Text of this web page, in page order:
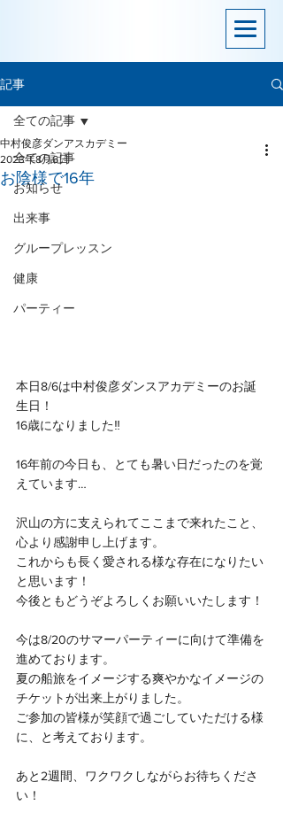
記事
全ての記事
お知らせ
出来事
グループレッスン
健康
パーティー
全ての記事
お陰様で16年
中村俊彦ダンアスカデミー
2023年8月6日
本日8/6は中村俊彦ダンスアカデミーのお誕
生日！
16歳になりました‼️
16年前の今日も、とても暑い日だったのを覚
えています…
沢山の方に支えられてここまで来れたこと、
心より感謝申し上げます。
これからも長く愛される様な存在になりたい
と思います！
今後ともどうぞよろしくお願いいたします！
今は8/20のサマーパーティーに向けて準備を
進めております。
夏の船旅をイメージする爽やかなイメージの
チケットが出来上がりました。
ご参加の皆様が笑顔で過ごしていただける様
に、と考えております。
あと2週間、ワクワクしながらお待ちくださ
い！